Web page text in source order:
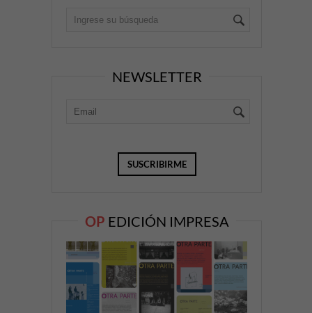
NEWSLETTER
OP EDICIÓN IMPRESA